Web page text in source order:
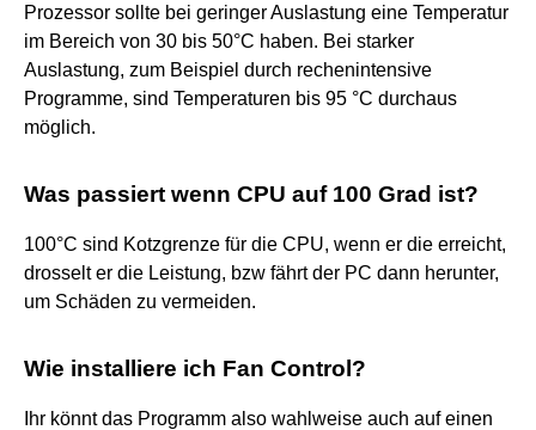
Prozessor sollte bei geringer Auslastung eine Temperatur
im Bereich von 30 bis 50°C haben. Bei starker
Auslastung, zum Beispiel durch rechenintensive
Programme, sind Temperaturen bis 95 °C durchaus
möglich.
Was passiert wenn CPU auf 100 Grad ist?
100°C sind Kotzgrenze für die CPU, wenn er die erreicht,
drosselt er die Leistung, bzw fährt der PC dann herunter,
um Schäden zu vermeiden.
Wie installiere ich Fan Control?
Ihr könnt das Programm also wahlweise auch auf einen